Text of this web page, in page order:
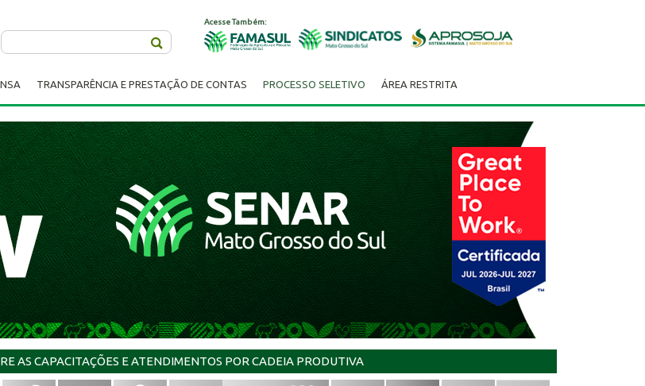
Acesse Também:
TRANSPARÊNCIA E PRESTAÇÃO DE CONTAS PROCESSO SELETIVO
ÁREA RESTRITA
AS CAPACITAÇÕES E ATENDIMENTOS POR CADEIA PRODUTIVA